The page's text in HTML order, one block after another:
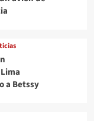
a Betssy